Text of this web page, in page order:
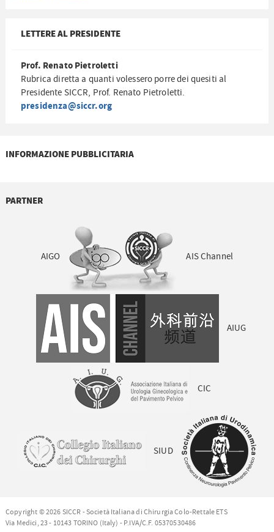
LETTERE AL PRESIDENTE
Prof. Renato Pietroletti
Rubrica diretta a quanti volessero porre dei quesiti al
Presidente SICCR, Prof. Renato Pietroletti.
presidenza@siccr.org
INFORMAZIONE PUBBLICITARIA
PARTNER
AIGO AIS Channel
AIUG
CIC
SIUD
Copyright © 2026 SICCR - Società Italiana di Chirurgia Colo-Rettale ETS
Via Medici, 23 - 10143 TORINO (Italy) - P.IVA/C.F. 05370530486